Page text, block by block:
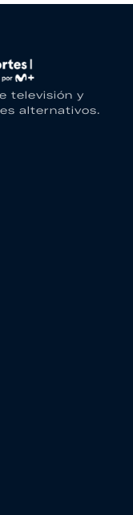
televisión y
alternativos.